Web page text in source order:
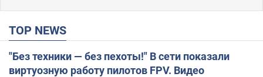
TOP NEWS
"Без техники — без пехоты!" В сети показали
виртуозную работу пилотов FPV. Видео